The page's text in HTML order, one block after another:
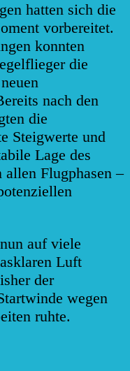
hatten sich die
vorbereitet.
konnten
die
nach den
die
Steigwerte und
Lage des
allen Flugphasen –
auf viele
Luft
der
wegen
ruhte.